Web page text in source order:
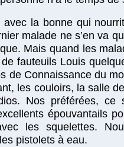
la bonne qui
malade ne s’en va
Mais quand les
fauteuils Louis
de Connaissance du
les couloirs, la salle
Nos préférées, ce
épouvantails
les squelettes.
pistolets à eau.